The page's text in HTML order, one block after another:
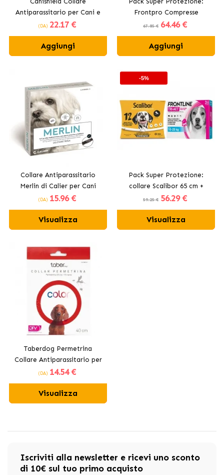
Antiparassitario per Cani e
Gatti Beaphar
(DA) 22.17 €
Aggiungi
Frontpro Compresse
Masticabili 10-25 kg +
(10-20 kg) media taglia
67.85 € 64.46 €
Aggiungi
Collare Antiparassitario
Merlin di Calier per Cani
Medi e Piccoli
(DA) 15.96 €
Visualizza
-5%
Pack Super Protezione:
collare Scalibor 65 cm +
Frontline Tri-Act 3 pipette
media
59.25 € 56.29 €
Visualizza
Taberdog Permetrina
Collare Antiparassitario per
Cani Rosso
(DA) 14.54 €
Visualizza
Iscriviti alla newsletter e ricevi uno sconto
di 10€ sul tuo primo acquisto